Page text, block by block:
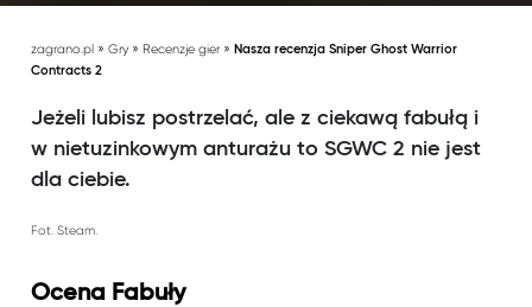
zagrano.pl »Gry» Recenzje gier »Nasza recenzja Sniper Ghost Warrior
Contracts 2
Jeżeli lubisz postrzelać, ale z ciekawą fabułą i
w nietuzinkowym anturażu to SGWC 2 nie jest
dla ciebie.
Fot. Steam.
Ocena Fabuły